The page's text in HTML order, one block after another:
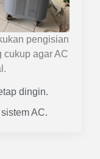
pengisian
cukup agar AC
dingin.
AC.